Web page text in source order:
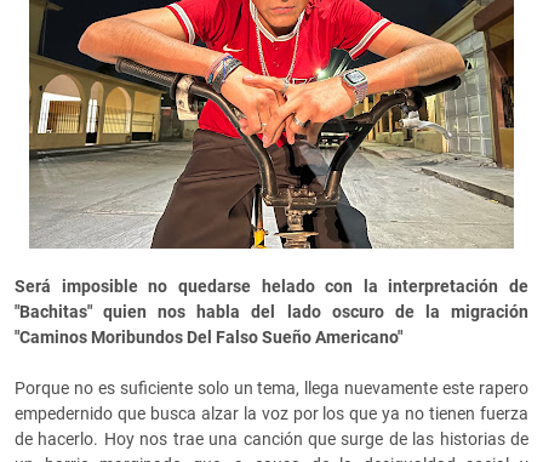
Será imposible no quedarse helado con la interpretación de
"Bachitas" quien nos habla del lado oscuro de la migración
"Caminos Moribundos Del Falso Sueño Americano"
Porque no es suficiente solo un tema, llega nuevamente este rapero
empedernido que busca alzar la voz por los que ya no tienen fuerza
de hacerlo. Hoy nos trae una canción que surge de las historias de